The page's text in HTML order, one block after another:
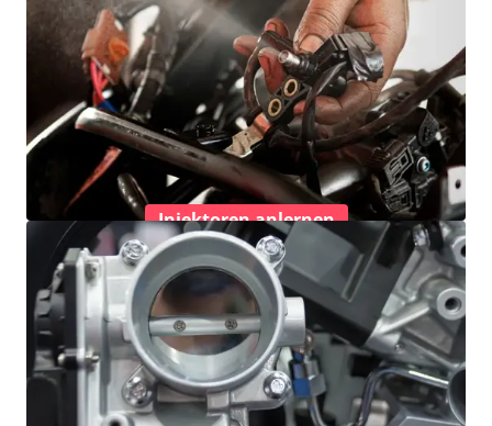
Injektoren anlernen